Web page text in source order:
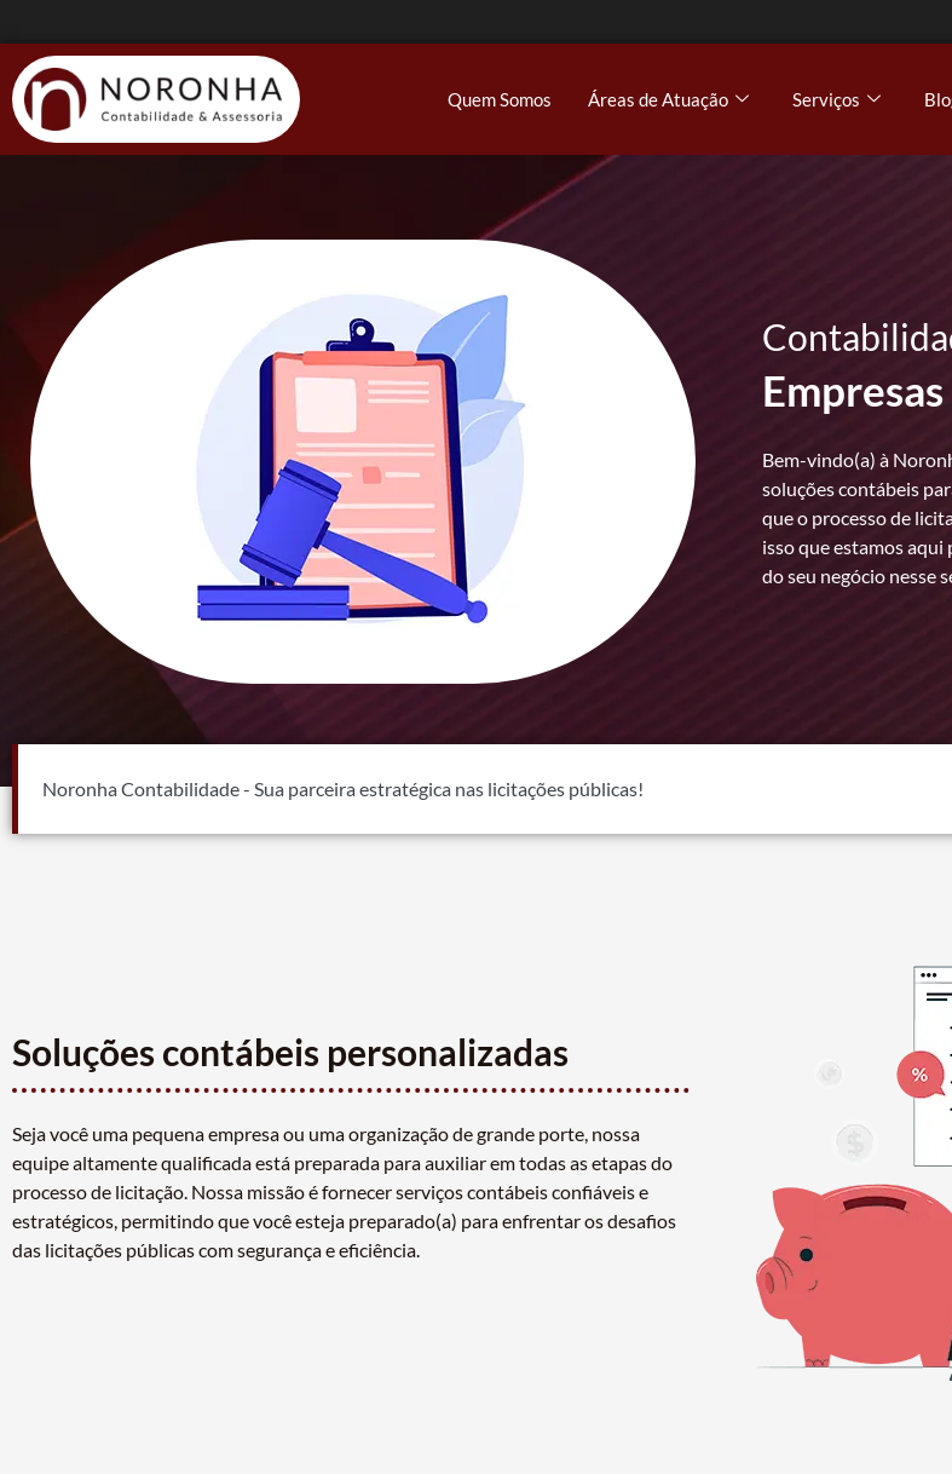
Quem Somos Áreas de Atuação Serviços
Bem-vindo(a) à
soluções contábeis
que o processo de
isso que estamos
do seu negócio nesse
Noronha Contabilidade - Sua parceira estratégica nas licitações públicas!
Soluções contábeis personalizadas
Seja você uma pequena empresa ou uma organização de grande porte, nossa
equipe altamente qualificada está preparada para auxiliar em todas as etapas do
processo de licitação. Nossa missão é fornecer serviços contábeis confiáveis e
estratégicos, permitindo que você esteja preparado(a) para enfrentar os desafios
das licitações públicas com segurança e eficiência.